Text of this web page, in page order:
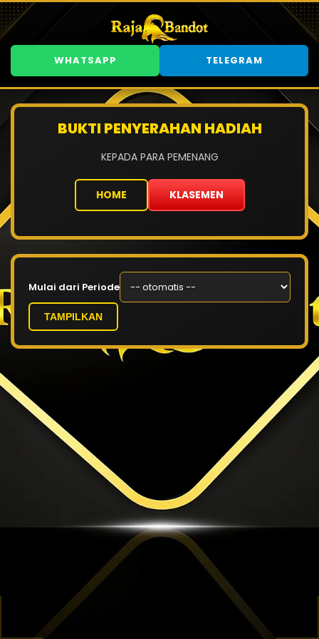
WHATSAPP TELEGRAM
BUKTI PENYERAHAN HADIAH
KEPADA PARA PEMENANG
HOME KLASEMEN
Mulai dari Periode
TAMPILKAN